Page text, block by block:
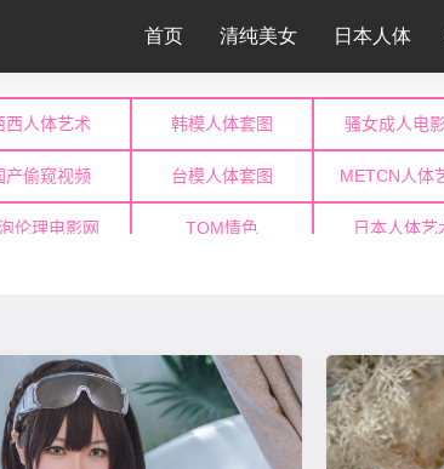
首页 清纯美女 日本人体